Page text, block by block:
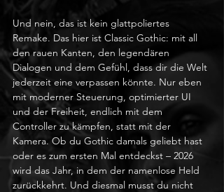
Und nein, das ist kein glattpoliertes
Remake. Das hier ist Classic Gothic: mit all
den rauen Kanten, den legendären
Dialogen und dem Gefühl, dass dir die Welt
jederzeit eine verpassen könnte. Nur eben
mit moderner Steuerung, optimierter UI
und der Freiheit, endlich mit dem
Controller zu kämpfen, statt mit der
Kamera. Ob du Gothic damals geliebt hast
oder es zum ersten Mal entdeckst – 2026
wird das Jahr, in dem der namenlose Held
zurückkehrt. Und diesmal musst du nicht